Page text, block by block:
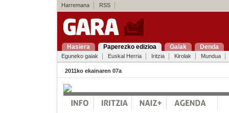
Harremana RSS
Hasiera Paperezko edizioa Gaiak Denda
Eguneko gaiak Euskal Herria Iritzia Kirolak Mundua
2011ko ekainaren 07a